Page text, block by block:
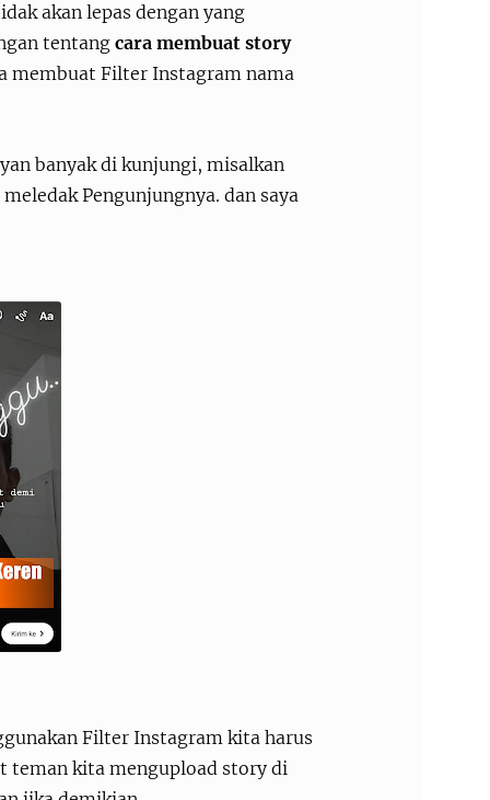
akan lepas dengan yang
tentang cara membuat story
membuat Filter Instagram nama
banyak di kunjungi, misalkan
Pengunjungnya. dan saya
Filter Instagram kita harus
teman kita mengupload story di